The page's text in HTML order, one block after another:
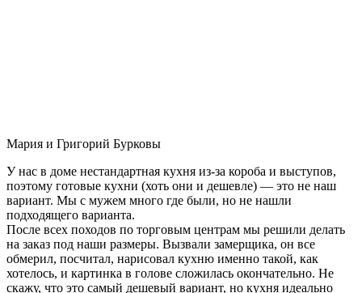
Мария и Григорий Бурковы
У нас в доме нестандартная кухня из-за короба и выступов,
поэтому готовые кухни (хоть они и дешевле) — это не наш
вариант. Мы с мужем много где были, но не нашли
подходящего варианта.
После всех походов по торговым центрам мы решили делать
на заказ под наши размеры. Вызвали замерщика, он все
обмерил, посчитал, нарисовал кухню именно такой, как
хотелось, и картинка в голове сложилась окончательно. Не
скажу, что это самый дешевый вариант, но кухня идеально